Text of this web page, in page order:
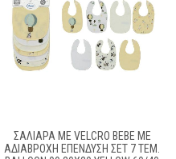
ΣΑΛΙΆΡΑ ΜΕ VELCRO BEBE ΜΕ
ΑΔΙΆΒΡΟΧΗ ΕΠΈΝΔΥΣΗ ΣΕΤ 7 ΤΕΜ.